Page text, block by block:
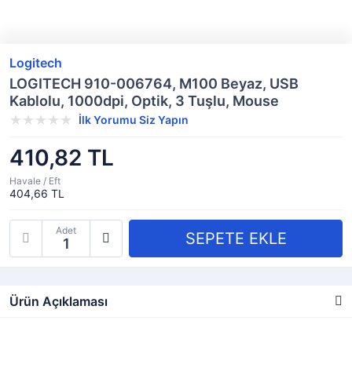
Logitech
LOGITECH 910-006764, M100 Beyaz, USB
Kablolu, 1000dpi, Optik, 3 Tuşlu, Mouse
İlk Yorumu Siz Yapın
410,82 TL
Havale / Eft
404,66 TL
Adet
Ürün Açıklaması